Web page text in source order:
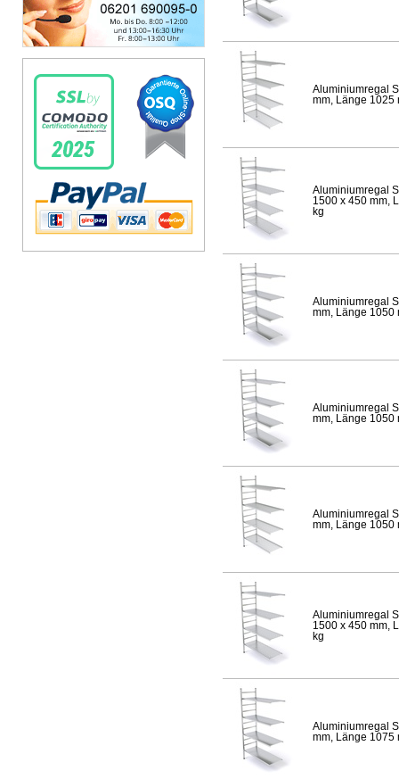
Aluminiumregal
mm, Länge 1025
Aluminiumregal
1500 x 450 mm,
kg
Aluminiumregal
mm, Länge 1050
Aluminiumregal
mm, Länge 1050
Aluminiumregal
mm, Länge 1050
Aluminiumregal
1500 x 450 mm,
kg
Aluminiumregal
mm, Länge 1075